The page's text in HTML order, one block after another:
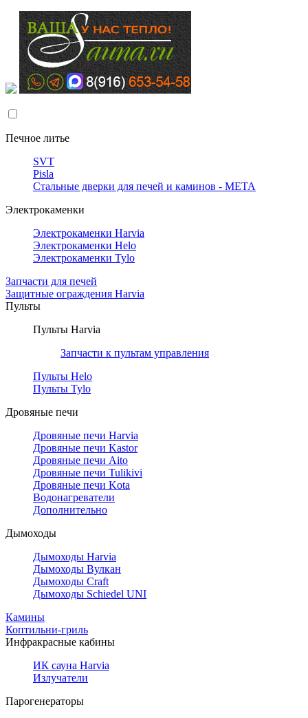
Печное литье
SVT
Pisla
Стальные дверки для печей и каминов - META
Электрокаменки
Электрокаменки Harvia
Электрокаменки Helo
Электрокаменки Tylo
Запчасти для печей
Защитные ограждения Harvia
Пульты
Пульты Harvia
Запчасти к пультам управления
Пульты Helo
Пульты Tylo
Дровяные печи
Дровяные печи Harvia
Дровяные печи Kastor
Дровяные печи Aito
Дровяные печи Tulikivi
Дровяные печи Kota
Водонагреватели
Дополнительно
Дымоходы
Дымоходы Harvia
Дымоходы Вулкан
Дымоходы Craft
Дымоходы Schiedel UNI
Камины
Коптильни-гриль
Инфракрасные кабины
ИК сауна Harvia
Излучатели
Парогенераторы